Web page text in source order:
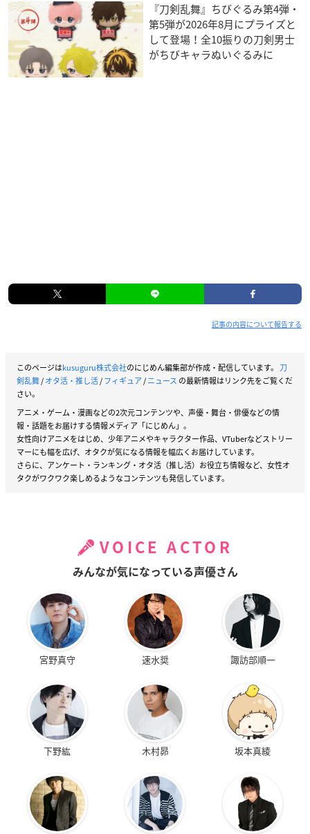
『刀剣乱舞』ちびぐるみ第4弾・
第5弾が2026年8月にプライズと
して登場！全10振りの刀剣男士
がちびキャラぬいぐるみに
記事の内容について報告する
このページはkusuguru株式会社のにじめん編集部が作成・配信しています。 刀
剣乱舞/オタ活・推し活/フィギュア/ニュース の最新情報はリンク先をご覧くだ
さい。
アニメ・ゲーム・漫画などの2次元コンテンツや、声優・舞台・俳優などの情
報・話題をお届けする情報メディア「にじめん」。
女性向けアニメをはじめ、少年アニメやキャラクター作品、VTuberなどストリー
マーにも幅を広げ、オタクが気になる情報を幅広くお届けしています。
さらに、アンケート・ランキング・オタ活（推し活）お役立ち情報など、女性オ
タクがワクワク楽しめるようなコンテンツも発信しています。
VOICE ACTOR
みんなが気になっている声優さん
宮野真守 速水奨 諏訪部順一
下野紘 木村昴 坂本真綾